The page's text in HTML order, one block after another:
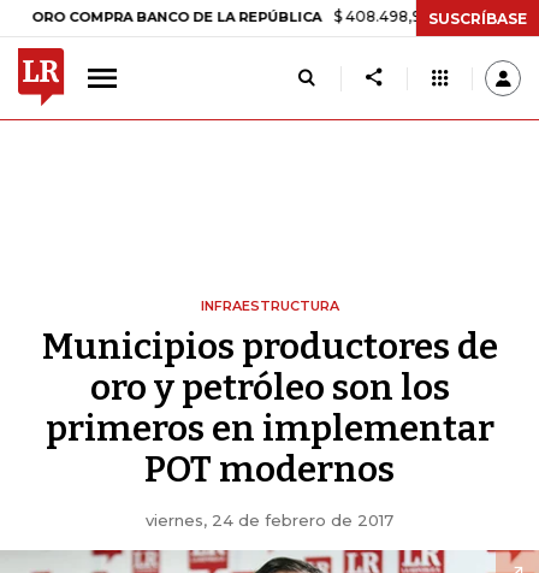
COMPRA BANCO DE LA REPÚBLICA $ 408.498,97 +$ 8.753,81
SUSCRÍBASE
INFRAESTRUCTURA
Municipios productores de
oro y petróleo son los
primeros en implementar
POT modernos
viernes, 24 de febrero de 2017